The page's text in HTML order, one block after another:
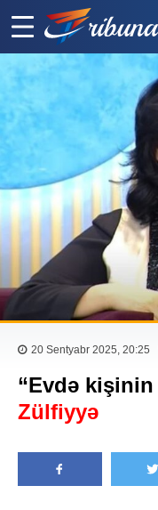
20 Sentyabr 2025, 20:25
“Evdə
Zülfiyyə